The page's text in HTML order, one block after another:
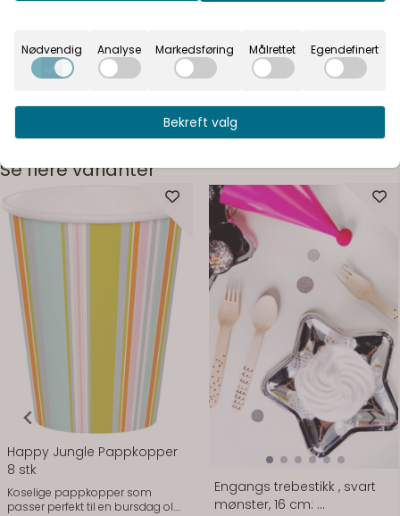
Se flere varianter
Happy Jungle Pappkopper
8 stk
Koselige pappkopper som
passer perfekt til en bursdag ol.
Engangs trebestikk , svart
mønster, 16 cm: ...
På lager På lager
Nødvendig Analyse Markedsføring Målrettet Egendefinert
Bekreft valg